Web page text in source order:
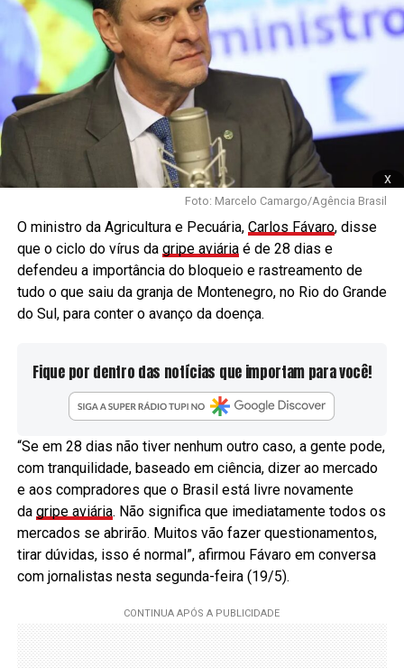
x
Foto: Marcelo Camargo/Agência Brasil
O ministro da Agricultura e Pecuária, Carlos Fávaro, disse
que o ciclo do vírus da gripe aviáriaé de 28 dias e
defendeu a importância do bloqueio e rastreamento de
tudo o que saiu da granja de Montenegro, no Rio do Grande
do Sul, para conter o avanço da doença.
Fique por dentro das notícias que importam para você!
“Se em 28 dias não tiver nenhum outro caso, a gente pode,
com tranquilidade, baseado em ciência, dizer ao mercado
e aos compradores que o Brasil está livre novamente
da gripe aviária. Não significa que imediatamente todos os
mercados se abrirão. Muitos vão fazer questionamentos,
tirar dúvidas, isso é normal”, afirmou Fávaro em conversa
com jornalistas nesta segunda-feira (19/5).